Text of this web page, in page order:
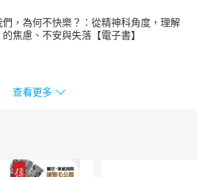
聲音的傳達，將文字的力量，完整的傳
的情感、溫暖與支持。
音》、《人生喜事》
，為何不快樂？：從精神科角度，理解
的焦慮、不安與失落【電子書】
查看更多